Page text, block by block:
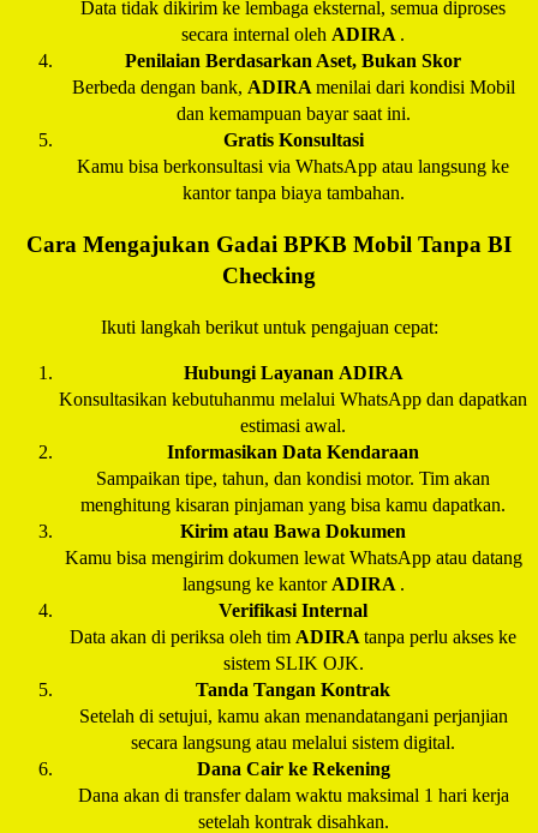
Data tidak dikirim ke lembaga eksternal, semua diproses
secara internal oleh ADIRA .
Penilaian Berdasarkan Aset, Bukan Skor
Berbeda dengan bank, ADIRA menilai dari kondisi Mobil
dan kemampuan bayar saat ini.
Gratis Konsultasi
Kamu bisa berkonsultasi via WhatsApp atau langsung ke
kantor tanpa biaya tambahan.
Cara Mengajukan Gadai BPKB Mobil Tanpa BI
Checking
Ikuti langkah berikut untuk pengajuan cepat:
Hubungi Layanan ADIRA
Konsultasikan kebutuhanmu melalui WhatsApp dan dapatkan
estimasi awal.
Informasikan Data Kendaraan
Sampaikan tipe, tahun, dan kondisi motor. Tim akan
menghitung kisaran pinjaman yang bisa kamu dapatkan.
Kirim atau Bawa Dokumen
Kamu bisa mengirim dokumen lewat WhatsApp atau datang
langsung ke kantor ADIRA .
Verifikasi Internal
Data akan di periksa oleh tim ADIRA tanpa perlu akses ke
sistem SLIK OJK.
Tanda Tangan Kontrak
Setelah di setujui, kamu akan menandatangani perjanjian
secara langsung atau melalui sistem digital.
Dana Cair ke Rekening
Dana akan di transfer dalam waktu maksimal 1 hari kerja
setelah kontrak disahkan.